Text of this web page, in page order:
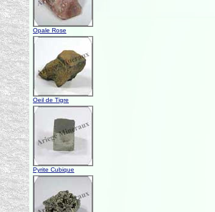
Opale Rose
Oeil de Tigre
Pyrite Cubique